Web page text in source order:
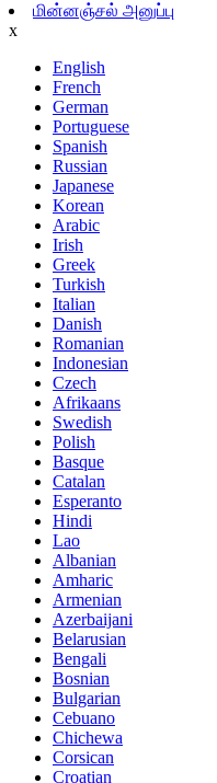
மின்னஞ்சல் அனுப்பு
x
English
French
German
Portuguese
Spanish
Russian
Japanese
Korean
Arabic
Irish
Greek
Turkish
Italian
Danish
Romanian
Indonesian
Czech
Afrikaans
Swedish
Polish
Basque
Catalan
Esperanto
Hindi
Lao
Albanian
Amharic
Armenian
Azerbaijani
Belarusian
Bengali
Bosnian
Bulgarian
Cebuano
Chichewa
Corsican
Croatian